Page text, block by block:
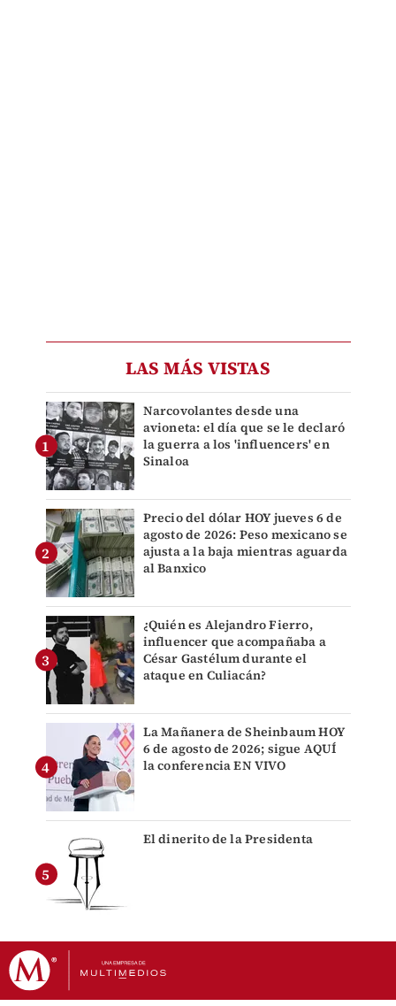
LAS MÁS VISTAS
Narcovolantes desde una
avioneta: el día que se le declaró
la guerra a los 'influencers' en
Sinaloa
Precio del dólar HOY jueves 6 de
agosto de 2026: Peso mexicano se
ajusta a la baja mientras aguarda
al Banxico
¿Quién es Alejandro Fierro,
influencer que acompañaba a
César Gastélum durante el
ataque en Culiacán?
La Mañanera de Sheinbaum HOY
6 de agosto de 2026; sigue AQUÍ
la conferencia EN VIVO
El dinerito de la Presidenta